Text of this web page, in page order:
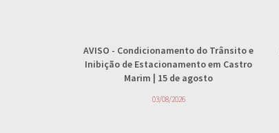
AVISO - Condicionamento do Trânsito e
Inibição de Estacionamento em Castro
Marim | 15 de agosto
03/08/2026